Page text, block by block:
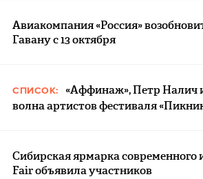
Авиакомпания «Россия»
Гавану с 13 октября
СПИСОК:
«Аффинаж», Петр Налич
волна артистов фестиваля
Сибирская ярмарка современного
Fair объявила участников